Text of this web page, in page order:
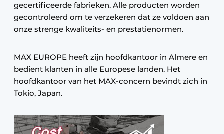
gecertificeerde fabrieken. Alle producten worden
gecontroleerd om te verzekeren dat ze voldoen aan
onze strenge kwaliteits- en prestatienormen.
MAX EUROPE heeft zijn hoofdkantoor in Almere en
bedient klanten in alle Europese landen. Het
hoofdkantoor van het MAX-concern bevindt zich in
Tokio, Japan.